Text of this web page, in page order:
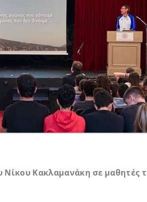
Κακλαμανάκη σε μαθητές